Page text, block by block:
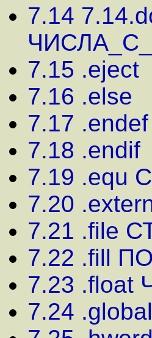
7.14
7.15 .eject
7.16 .else
7.17 .endef
7.18 .endif
7.19
7.20
7.21 .file
7.22 .fill
7.23
7.24